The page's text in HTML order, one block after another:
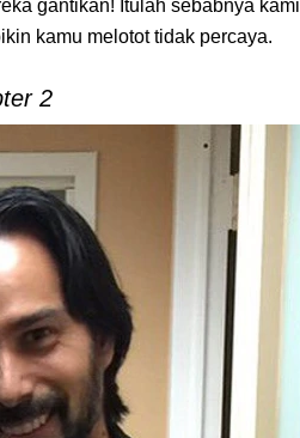
gantikan! Itulah sebabnya kami
kamu melotot tidak percaya.
2